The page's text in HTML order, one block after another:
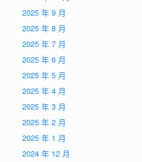
2025 年 9 月
2025 年 8 月
2025 年 7 月
2025 年 6 月
2025 年 5 月
2025 年 4 月
2025 年 3 月
2025 年 2 月
2025 年 1 月
2024 年 12 月